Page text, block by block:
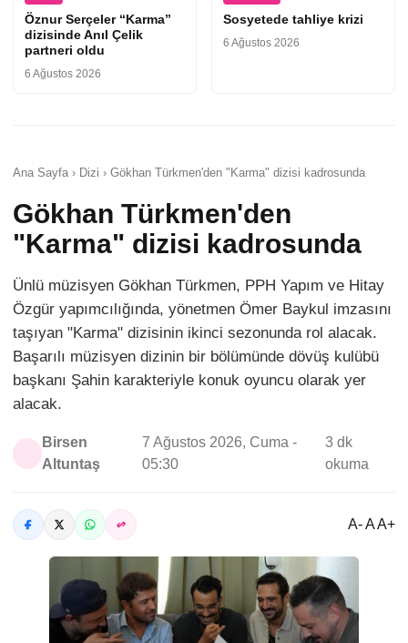
Öznur Serçeler “Karma”
dizisinde Anıl Çelik
partneri oldu
6 Ağustos 2026
Sosyetede tahliye krizi
6 Ağustos 2026
Ana Sayfa › Dizi › Gökhan Türkmen'den "Karma" dizisi kadrosunda
Gökhan Türkmen'den
"Karma" dizisi kadrosunda
Ünlü müzisyen Gökhan Türkmen, PPH Yapım ve Hitay
Özgür yapımcılığında, yönetmen Ömer Baykul imzasını
taşıyan "Karma" dizisinin ikinci sezonunda rol alacak.
Başarılı müzisyen dizinin bir bölümünde dövüş kulübü
başkanı Şahin karakteriyle konuk oyuncu olarak yer
alacak.
Birsen
Altuntaş
7 Ağustos 2026, Cuma -
05:30
3 dk
okuma
A- A A+